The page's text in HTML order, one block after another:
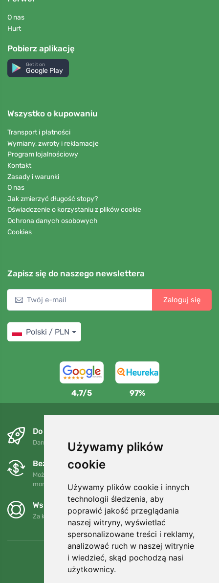
Używamy plików
cookie
Używamy plików cookie i innych
technologii śledzenia, aby
poprawić jakość przeglądania
naszej witryny, wyświetlać
spersonalizowane treści i reklamy,
analizować ruch w naszej witrynie
i wiedzieć, skąd pochodzą nasi
użytkownicy.
O nas
Hurt
Pobierz aplikację
Get it on
Google Play
Wszystko o kupowaniu
Transport i płatności
Wymiany, zwroty i reklamacje
Program lojalnościowy
Kontakt
Zasady i warunki
O nas
Jak zmierzyć długość stopy?
Oświadczenie o korzystaniu z plików cookie
Ochrona danych osobowych
Cookies
Zapisz się do naszego newslettera
Zaloguj się
Polski / PLN
4,7/5 97%
Do następnego dnia i bezpłatnie
Darmowa wysyłka dla zamówień powyżej 250 PLN
Bezpłatne wymiany i zwroty
Możesz zwrócić lub wymienić swoje zamówienie w dowolnym
momencie w ciągu 90 dni.
Wspieramy Trees.org
Za każde zamówienie sadzimy drzewo! Czytaj więcej